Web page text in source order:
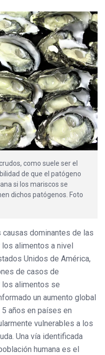
como suele ser el
de que el patógeno
si los mariscos se
dichos patógenos. Foto
causas dominantes de las
alimentos a nivel
Unidos de América,
de casos de
alimentos se
un aumento global
años en países en
vulnerables a los
Una vía identificada
humana es el